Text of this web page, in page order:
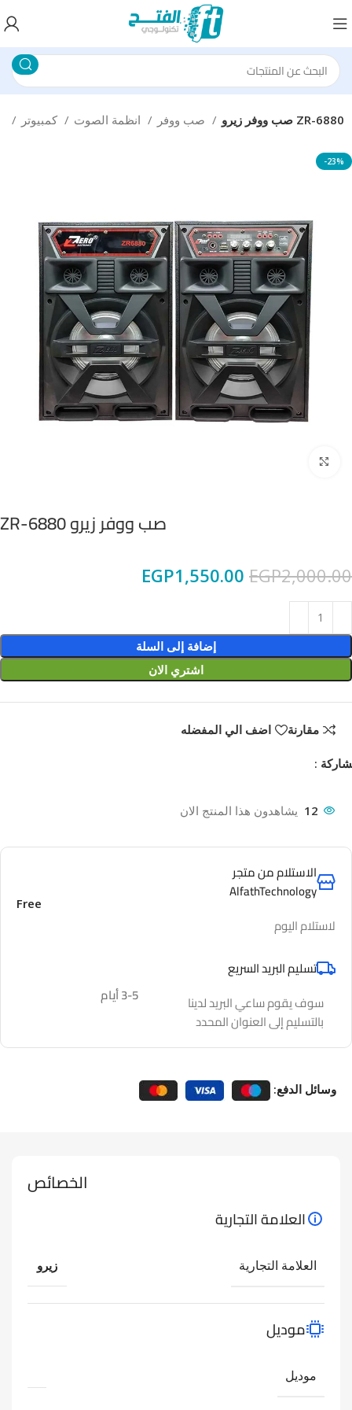
كمبيوتر صب ووفر زيرو ZR-6880
-23%
صب ووفر زيرو ZR-6880
EGP2,000.00
EGP1,550.00
إضافة إلى السلة
اشتري الان
مقارنة اضف الي المفضله
:
12 يشاهدون هذا المنتج الان
الاستلام من متجر
AlfathTechnology
لاستلام اليوم
Free
تسليم البريد السريع
سوف يقوم ساعي البريد لدينا
بالتسليم إلى العنوان المحدد
3-5 أيام
وسائل الدفع:
الخصائص
العلامة التجارية
العلامة التجارية زيرو
موديل
موديل